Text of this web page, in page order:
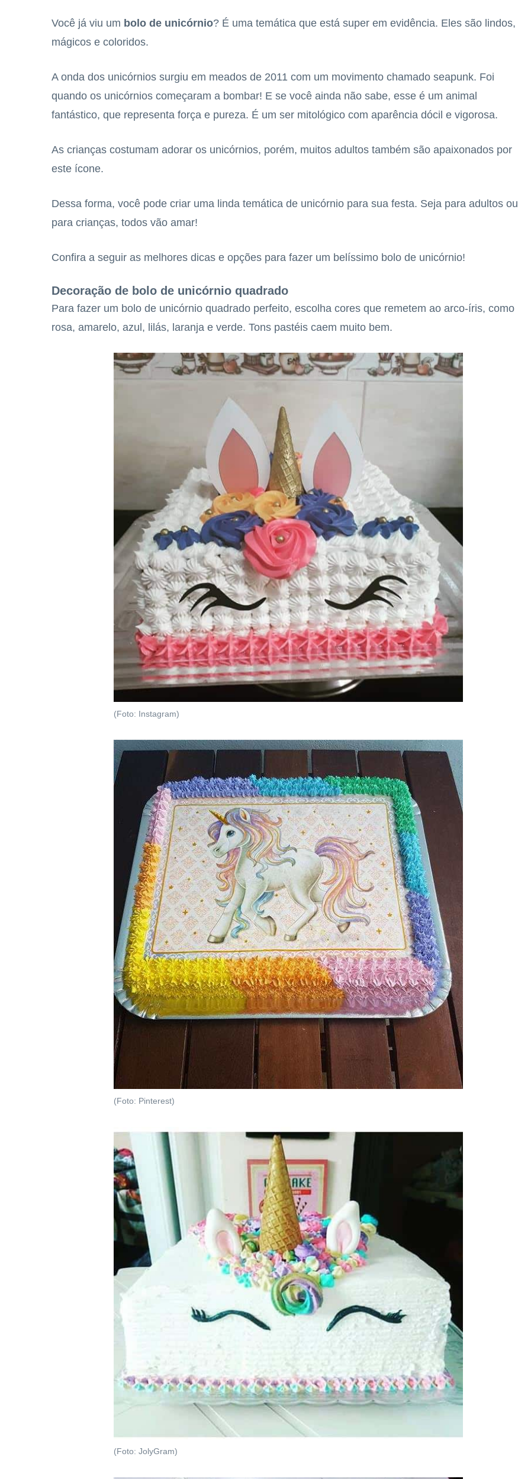
Você já viu um bolo de unicórnio? É uma temática que está super em evidência. Eles são lindos,
mágicos e coloridos.
A onda dos unicórnios surgiu em meados de 2011 com um movimento chamado seapunk. Foi
quando os unicórnios começaram a bombar! E se você ainda não sabe, esse é um animal
fantástico, que representa força e pureza. É um ser mitológico com aparência dócil e vigorosa.
As crianças costumam adorar os unicórnios, porém, muitos adultos também são apaixonados por
este ícone.
Dessa forma, você pode criar uma linda temática de unicórnio para sua festa. Seja para adultos ou
para crianças, todos vão amar!
Confira a seguir as melhores dicas e opções para fazer um belíssimo bolo de unicórnio!
Decoração de bolo de unicórnio quadrado
Para fazer um bolo de unicórnio quadrado perfeito, escolha cores que remetem ao arco-íris, como
rosa, amarelo, azul, lilás, laranja e verde. Tons pastéis caem muito bem.
(Foto: Instagram)
(Foto: Pinterest)
(Foto: JolyGram)